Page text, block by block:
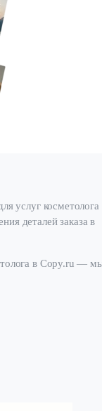
услуг косметолога
деталей заказа в
в Copy.ru —